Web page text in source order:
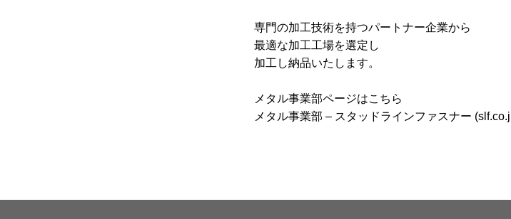
専門の加工技術を持つパートナー企業から
最適な加工工場を選定し
加工し納品いたします。
メタル事業部ページはこちら
メタル事業部 – スタッドラインファスナー